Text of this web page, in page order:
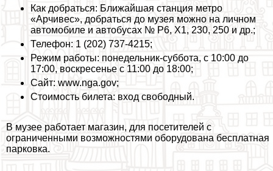
Как добраться: Ближайшая станция метро
«Арчивес», добраться до музея можно на личном
автомобиле и автобусах № P6, X1, 230, 250 и др.;
Телефон: 1 (202) 737-4215;
Режим работы: понедельник-суббота, с 10:00 до
17:00, воскресенье с 11:00 до 18:00;
Сайт: www.nga.gov;
Стоимость билета: вход свободный.
В музее работает магазин, для посетителей с
ограниченными возможностями оборудована бесплатная
парковка.